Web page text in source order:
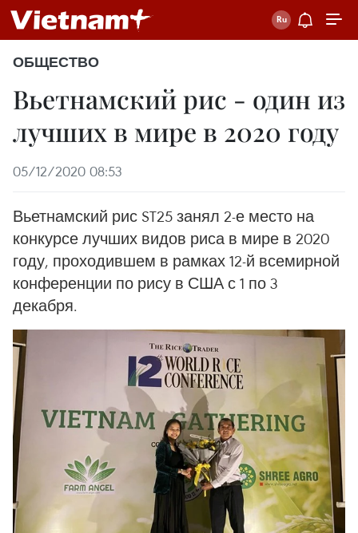
ОБЩЕСТВО
Вьетнамский рис - один из
лучших в мире в 2020 году
05/12/2020 08:53
Вьетнамский рис ST25 занял 2-е место на
конкурсе лучших видов риса в мире в 2020
году, проходившем в рамках 12-й всемирной
конференции по рису в США с 1 по 3
декабря.